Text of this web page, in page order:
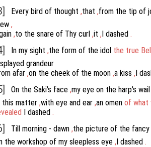
Every bird of thought ,that ,from the tip of
,
,to the snare of Thy curl ,it ,I dashed .
In my sight ,the form of the idol the true
grandeur
afar ,on the cheek of the moon ,a kiss ,I
On the Saki's face ,my eye on the harp's wail
this matter ,with eye and ear ,an omen of what
I dashed .
Till morning - dawn ,the picture of the fancy
the workshop of my sleepless eye ,I dashed .